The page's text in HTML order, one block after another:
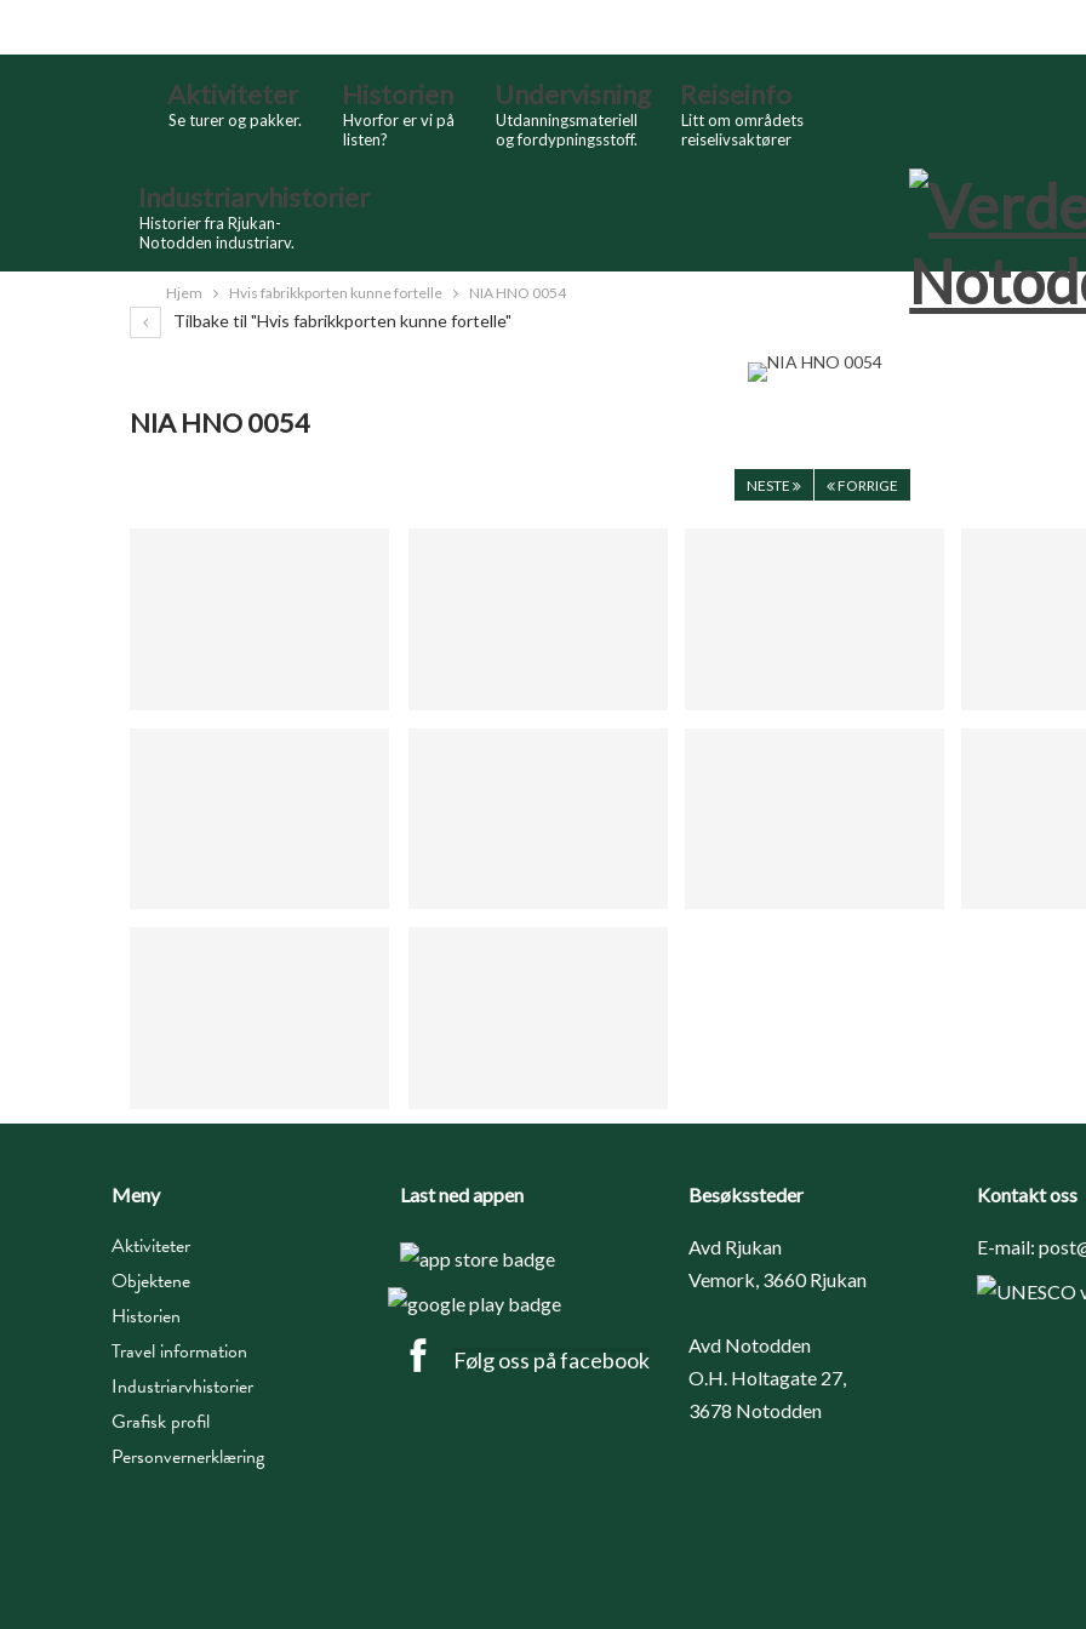
Aktiviteter
Se turer og pakker.
Historien
Hvorfor er vi på
listen?
Undervisning
Utdanningsmateriell
og fordypningsstoff.
Reiseinfo
Litt om områdets
reiselivsaktører
Industriarvhistorier
Historier fra Rjukan-
Notodden industriarv.
Hjem Hvis fabrikkporten kunne fortelle NIA HNO 0054
Tilbake til "Hvis fabrikkporten kunne fortelle"
NIA HNO 0054
NESTE FORRIGE
Meny
Aktiviteter
Objektene
Historien
Travel information
Industriarvhistorier
Grafisk profil
Personvernerklæring
Last ned appen
Følg oss på facebook
Besøkssteder
Avd Rjukan
Vemork, 3660 Rjukan
Avd Notodden
O.H. Holtagate 27,
3678 Notodden
Kontakt oss
E-mail: